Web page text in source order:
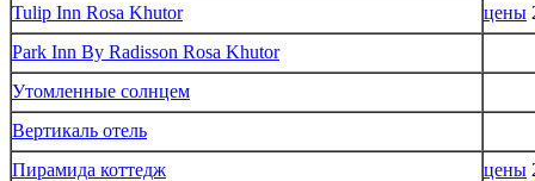
Tulip Inn Rosa Khutor
цены
Park Inn By Radisson Rosa Khutor
Утомленные солнцем
Вертикаль отель
Пирамида коттедж
цены